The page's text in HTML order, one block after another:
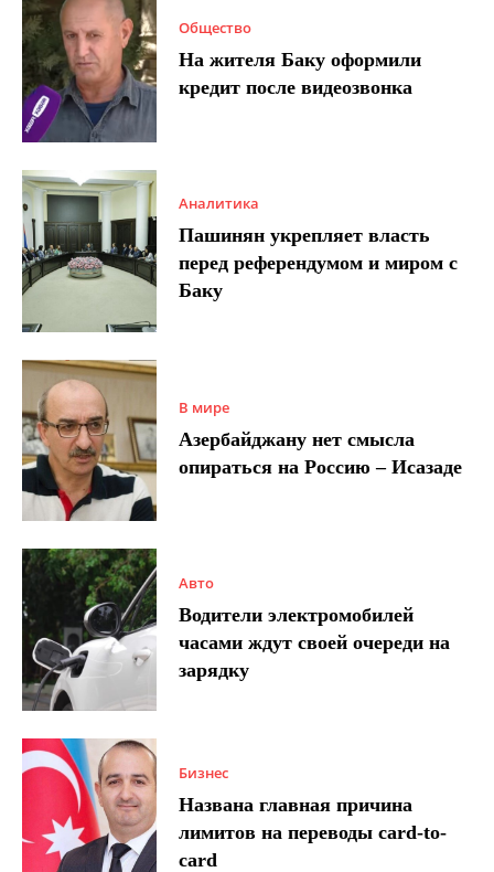
Общество
На жителя Баку оформили
кредит после видеозвонка
Аналитика
Пашинян укрепляет власть
перед референдумом и миром с
Баку
В мире
Азербайджану нет смысла
опираться на Россию – Исазаде
Авто
Водители электромобилей
часами ждут своей очереди на
зарядку
Бизнес
Названа главная причина
лимитов на переводы card-to-
card